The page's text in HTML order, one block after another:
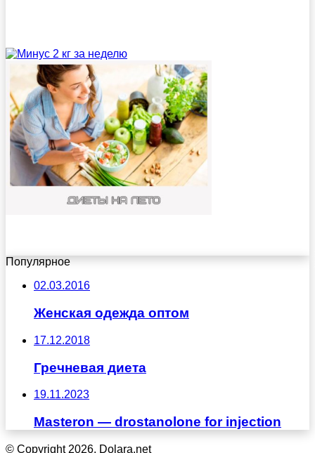
Популярное
02.03.2016
Женская одежда оптом
17.12.2018
Гречневая диета
19.11.2023
Masteron — drostanolone for injection
© Copyright 2026, Dolara.net